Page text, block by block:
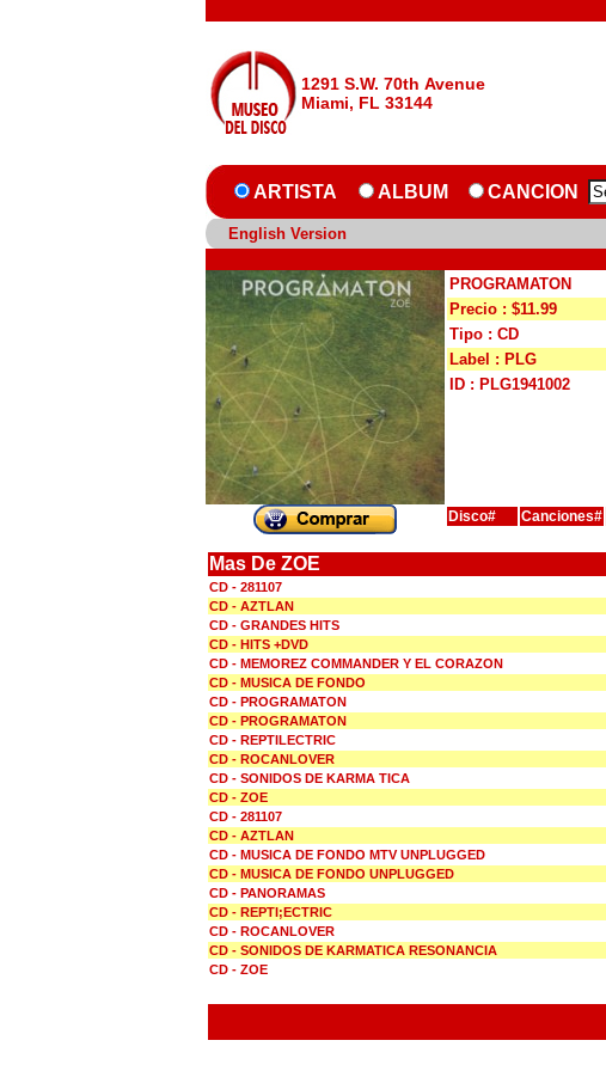
1291 S.W. 70th Avenue
Miami, FL 33144
ARTISTA ALBUM CANCION
English Version
PROGRAMATON
Precio : $11.99
Tipo : CD
Label : PLG
ID : PLG1941002
Disco# Canciones#
Mas De ZOE
CD - 281107
CD - AZTLAN
CD - GRANDES HITS
CD - HITS +DVD
CD - MEMOREZ COMMANDER Y EL CORAZON
CD - MUSICA DE FONDO
CD - PROGRAMATON
CD - PROGRAMATON
CD - REPTILECTRIC
CD - ROCANLOVER
CD - SONIDOS DE KARMA TICA
CD - ZOE
CD - 281107
CD - AZTLAN
CD - MUSICA DE FONDO MTV UNPLUGGED
CD - MUSICA DE FONDO UNPLUGGED
CD - PANORAMAS
CD - REPTI;ECTRIC
CD - ROCANLOVER
CD - SONIDOS DE KARMATICA RESONANCIA
CD - ZOE